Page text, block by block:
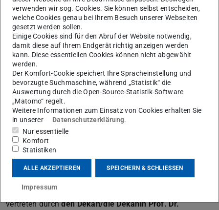
Technischen Universität Darmstadt vom 05. Dezember
2004, GVBl. I S. 382, in der Fassung vom 14. Dezember
2009, GVBl. I S. 699) ist sie autonome Universität des
Landes Hessen.
Impressum der Technischen Universität Darmstadt
Verantwortlich für die Website des
Fachbereichs Gründungsmanagement:
Technische Universität Darmstadt
Dr. Sven Siebeneicher
Hochschulstraße 1
sven.siebeneicher@tu-...
vertreten durchden Dekan/die Dekanin Prof. Dr.
verwenden wir sog. Cookies. Sie können selbst entscheiden,
welche Cookies genau bei Ihrem Besuch unserer Webseiten
gesetzt werden sollen.
Einige Cookies sind für den Abruf der Website notwendig,
damit diese auf Ihrem Endgerät richtig anzeigen werden
kann. Diese essentiellen Cookies können nicht abgewählt
werden.
Der Komfort-Cookie speichert Ihre Spracheinstellung und
bevorzugte Suchmaschine, während „Statistik“ die
Auswertung durch die Open-Source-Statistik-Software
„Matomo“ regelt.
Weitere Informationen zum Einsatz von Cookies erhalten Sie
in unserer
Datenschutzerklärung.
Nur essentielle
Komfort
Statistiken
ALLE AKZEPTIEREN SPEICHERN & SCHLIESSEN
Impressum